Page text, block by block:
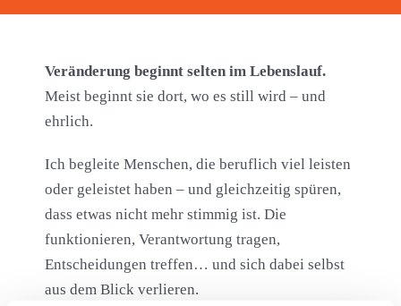
Veränderung beginnt selten im Lebenslauf.
Meist beginnt sie dort, wo es still wird – und
ehrlich.
Ich begleite Menschen, die beruflich viel leisten
oder geleistet haben – und gleichzeitig spüren,
dass etwas nicht mehr stimmig ist. Die
funktionieren, Verantwortung tragen,
Entscheidungen treffen… und sich dabei selbst
aus dem Blick verlieren.